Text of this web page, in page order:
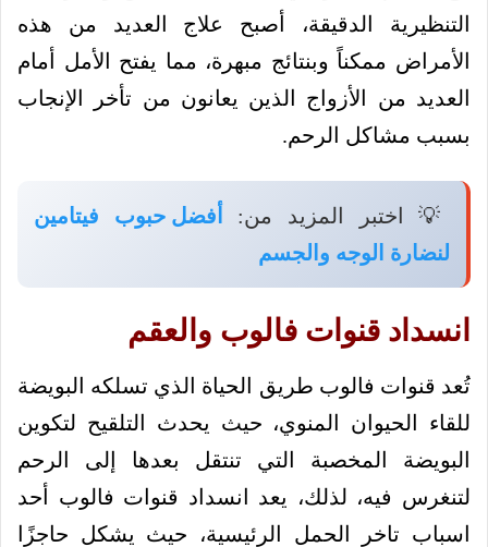
التنظيرية الدقيقة، أصبح علاج العديد من هذه
الأمراض ممكناً وبنتائج مبهرة، مما يفتح الأمل أمام
العديد من الأزواج الذين يعانون من تأخر الإنجاب
بسبب مشاكل الرحم.
💡 اختبر المزيد من:
أفضل حبوب فيتامين
لنضارة الوجه والجسم
انسداد قنوات فالوب والعقم
تُعد قنوات فالوب طريق الحياة الذي تسلكه البويضة
للقاء الحيوان المنوي، حيث يحدث التلقيح لتكوين
البويضة المخصبة التي تنتقل بعدها إلى الرحم
لتنغرس فيه، لذلك، يعد انسداد قنوات فالوب أحد
اسباب تاخر الحمل الرئيسية، حيث يشكل حاجزًا